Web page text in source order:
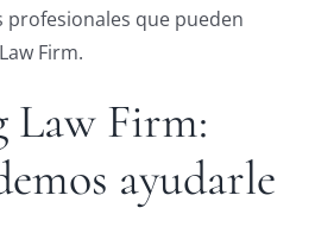
profesionales que pueden
Firm.
Law Firm:
ayudarle